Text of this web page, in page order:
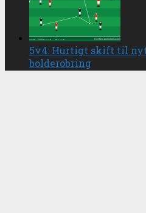
5v4: Hurtigt skift til
bolderobring